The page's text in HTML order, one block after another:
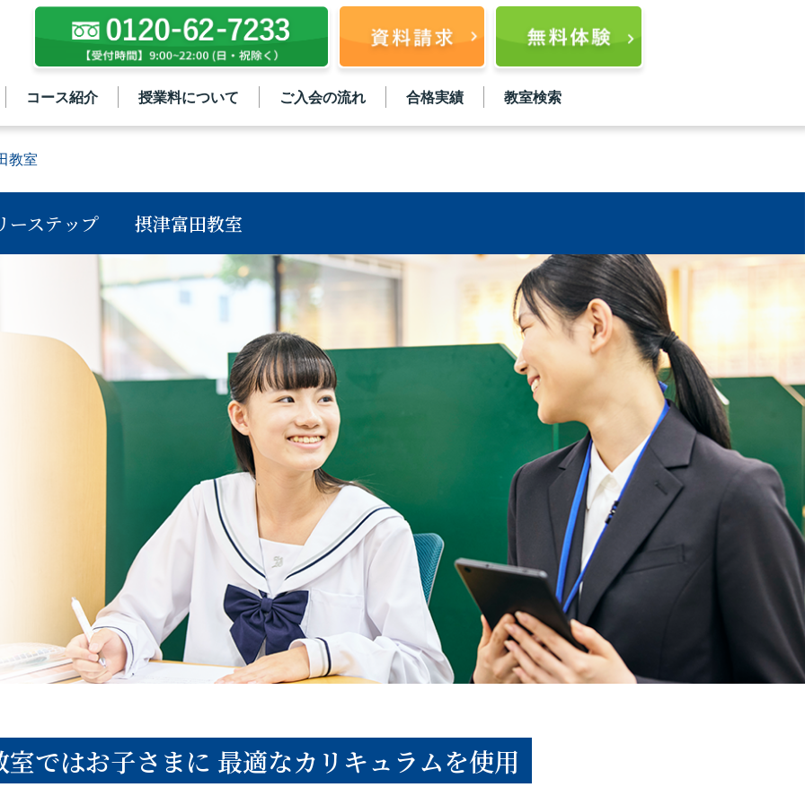
コース紹介 授業料について ご入会の流れ 合格実績 教室検索
教室
ーステップ 摂津富田教室
ではお子さまに 最適なカリキュラムを使用